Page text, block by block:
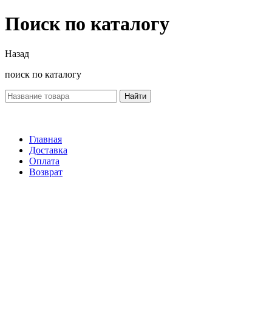
Поиск по каталогу
Назад
поиск по каталогу
Найти
Главная
Доставка
Оплата
Возврат